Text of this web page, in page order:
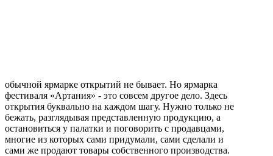
обычной ярмарке открытий не бывает. Но ярмарка
фестиваля «Артания» - это совсем другое дело. Здесь
открытия буквально на каждом шагу. Нужно только не
бежать, разглядывая представленную продукцию, а
остановиться у палатки и поговорить с продавцами,
многие из которых сами придумали, сами сделали и
сами же продают товары собственного производства.